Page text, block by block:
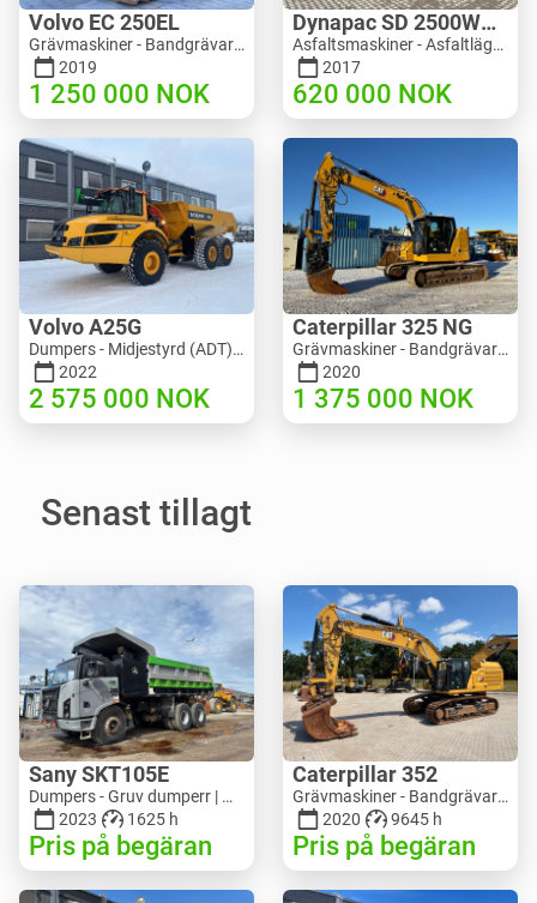
Volvo EC 250EL
Grävmaskiner - Bandgrävare | M981-8871 | RGTR26024
2019
1 250 000 NOK
Dynapac SD 2500WS Asfaltutlegger
Asfaltsmaskiner - Asfaltläggare | M094-8272 | RGTR26011
2017
620 000 NOK
Volvo A25G
Dumpers - Midjestyrd (ADT) | M453-2338 | RGTR25122
2022
2 575 000 NOK
Caterpillar 325 NG
Grävmaskiner - Bandgrävare | M811-5335 | RGTR25093
2020
1 375 000 NOK
Senast tillagt
Sany SKT105E
Dumpers - Gruv dumperr | M741-2838 | 25143
2023
1625 h
Pris på begäran
Caterpillar 352
Grävmaskiner - Bandgrävare | M728-6217 | RGTRNL26-10341
2020
9645 h
Pris på begäran